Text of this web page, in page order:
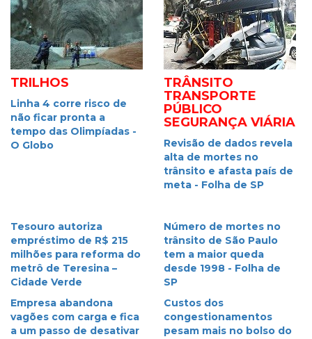
TRILHOS
Linha 4 corre risco de
não ficar pronta a
tempo das Olimpíadas -
O Globo
TRÂNSITO
TRANSPORTE
PÚBLICO
SEGURANÇA VIÁRIA
Revisão de dados revela
alta de mortes no
trânsito e afasta país de
meta - Folha de SP
Tesouro autoriza
empréstimo de R$ 215
milhões para reforma do
metrô de Teresina –
Cidade Verde
Empresa abandona
vagões com carga e fica
a um passo de desativar
Número de mortes no
trânsito de São Paulo
tem a maior queda
desde 1998 - Folha de
SP
Custos dos
congestionamentos
pesam mais no bolso do